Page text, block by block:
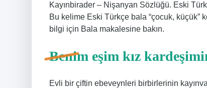
Kayınbirader – Nişanyan Sözlüğü. Eski
Bu kelime Eski Türkçe bala “çocuk,
bilgi için Bala makalesine bakın.
Benim eşim kız
Evli bir çiftin ebeveynleri birbirlerinin